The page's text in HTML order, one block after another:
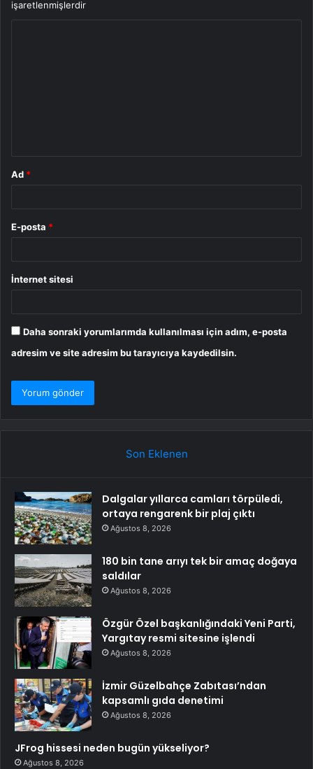
işaretlenmişlerdir
Ad *
E-posta *
İnternet sitesi
Daha sonraki yorumlarımda kullanılması için adım, e-posta
adresim ve site adresim bu tarayıcıya kaydedilsin.
Son Eklenen
Dalgalar yıllarca camları törpüledi,
ortaya rengarenk bir plaj çıktı
Ağustos 8, 2026
180 bin tane arıyı tek bir amaç doğaya
saldılar
Ağustos 8, 2026
Özgür Özel başkanlığındaki Yeni Parti,
Yargıtay resmi sitesine işlendi
Ağustos 8, 2026
İzmir Güzelbahçe Zabıtası’ndan
kapsamlı gıda denetimi
Ağustos 8, 2026
JFrog hissesi neden bugün yükseliyor?
Ağustos 8, 2026